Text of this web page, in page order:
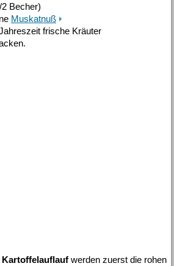
Becher)
Muskatnuß
frische Kräuter
Kartoffelauflauf werden zuerst die rohen